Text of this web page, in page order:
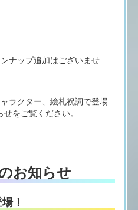
ナップ追加はございませ
ラクター、絵札祝詞で登場
をご覧ください。
お知らせ
！